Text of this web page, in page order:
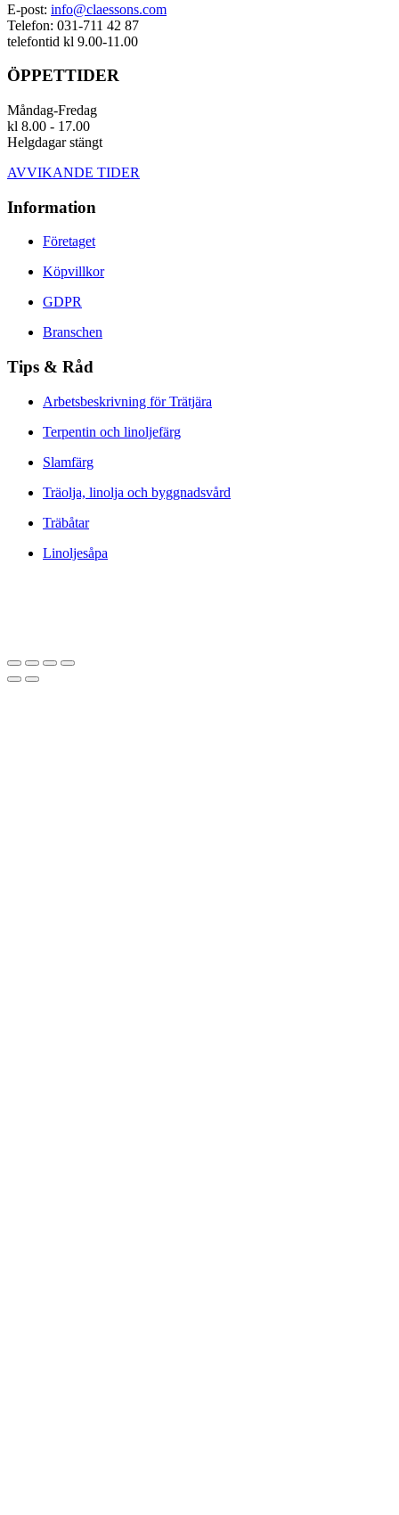
E-post: info@claessons.com
Telefon: 031-711 42 87
telefontid kl 9.00-11.00
ÖPPETTIDER
Måndag-Fredag
kl 8.00 - 17.00
Helgdagar stängt
AVVIKANDE TIDER
Information
Företaget
Köpvillkor
GDPR
Branschen
Tips & Råd
Arbetsbeskrivning för Trätjära
Terpentin och linoljefärg
Slamfärg
Träolja, linolja och byggnadsvård
Träbåtar
Linoljesåpa